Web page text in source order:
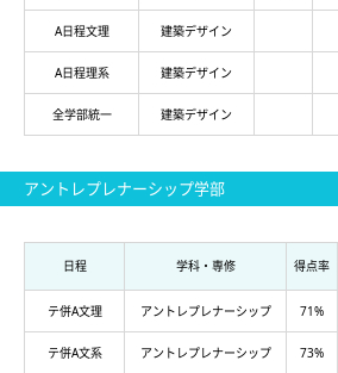
A日程文理 建築デザイン
A日程理系 建築デザイン
全学部統一 建築デザイン
アントレプレナーシップ学部
日程 学科・専修 得点率
テ併A文理 アントレプレナーシップ 71%
テ併A文系 アントレプレナーシップ 73%